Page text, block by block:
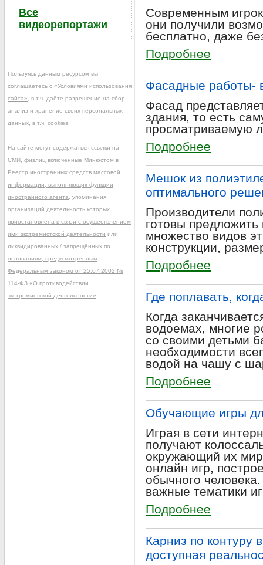
Современным
они получили
бесплатно, даже
Подробнее
Фасадные работы-
Фасад
здания, то есть
просматриваемую
Подробнее
Мешок из
оптимального
Производители
готовы предложить
множество видов
конструкции,
Подробнее
Где поплавать,
Когда
водоемах, многие
со своими детьми
необходимости
водой на чашу с
Подробнее
Обучающие игры
Играя в сети
получают
окружающий их
онлайн игр,
обычного
важные тематики
Подробнее
Карниз по контуру
доступная
Все
видеорепортажи
Пользуясь данным ресурсом вы
соглашаетесь с «Условиями использования
сайта» , в т.ч. даёте разрешение на сбор,
анализ и хранение своих персональных
данных, в т.ч. cookies.
На сайте могут содержаться ссылки на
СМИ, физлиц включённые Минюстом в
Реестр иностранных средств массовой
информации, выполняющих функции
иностранного агента , упоминания
организаций деятельность которых
приостановлена в связи с осуществлением
ими экстремистской деятельности или
ликвидированных / запрещённых по
основаниям, предусмотренным
Федеральным законом от 25.07.2002 №
114-ФЗ «О противодействии
экстремистской деятельности»